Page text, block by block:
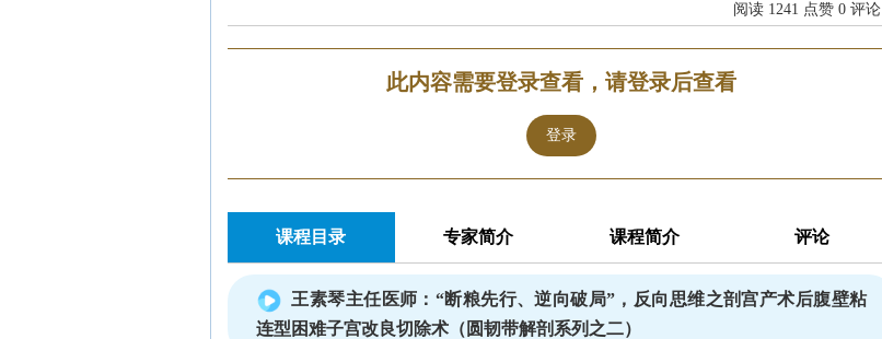
阅读 1241 点赞 0 评论
此内容需要登录查看，请登录后查看
登录
课程目录 专家简介 课程简介 评论
王素琴主任医师：“断粮先行、逆向破局”，反向思维之剖宫产术后腹壁粘
连型困难子宫改良切除术（圆韧带解剖系列之二）